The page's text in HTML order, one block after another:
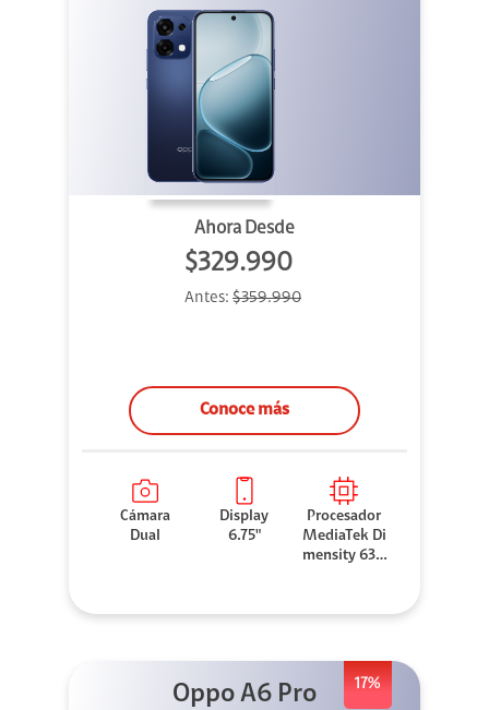
Ahora Desde
$329.990
Antes: $359.990
Conoce más
Cámara
Dual
Display
6.75"
Procesador
MediaTek Di
mensity 630
17%
Oppo A6 Pro